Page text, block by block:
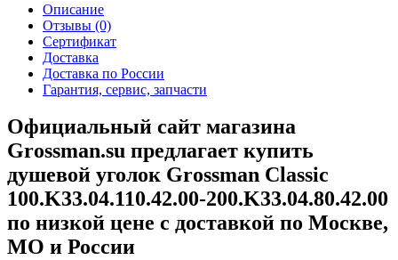
Описание
Отзывы (0)
Сертификат
Доставка
Доставка по России
Гарантия, сервис, запчасти
Официальный сайт магазина
Grossman.su предлагает купить
душевой уголок Grossman Classic
100.K33.04.110.42.00-200.K33.04.80.42.00
по низкой цене с доставкой по Москве,
МО и России